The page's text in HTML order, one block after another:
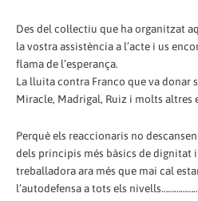
Des del col·lectiu que ha organitzat
la vostra assistència a l’acte i us
flama de l’esperança.
La lluita contra Franco que va donar
Miracle, Madrigal, Ruiz i molts altres
Perquè els reaccionaris no
dels principis més bàsics de dignitat
treballadora ara més que mai cal
l’autodefensa a tots els